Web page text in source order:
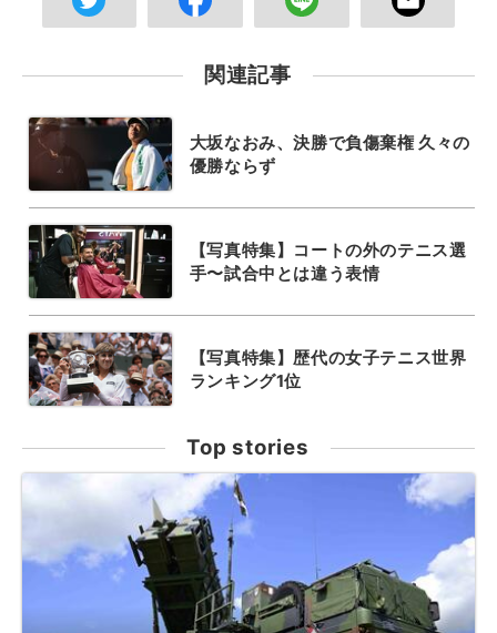
関連記事
大坂なおみ、決勝で負傷棄権 久々の
優勝ならず
【写真特集】コートの外のテニス選
手〜試合中とは違う表情
【写真特集】歴代の女子テニス世界
ランキング1位
Top stories